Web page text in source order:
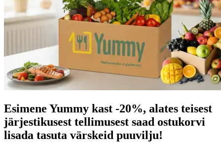
Esimene Yummy kast -20%, alates teisest
järjestikusest tellimusest saad ostukorvi
lisada tasuta värskeid puuvilju!